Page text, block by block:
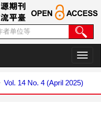
切
换
航
Vol. 14 No. 4 (April 2025)